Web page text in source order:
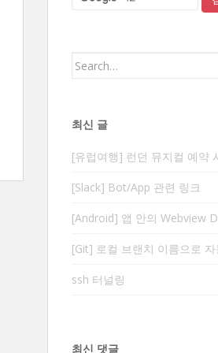
Search
최신 글
[유럽여행] 런던 뮤지컬 예약
[Slack] Bot/App 관련 링크
[Android] 앱 안의 Webview
[Git] 로컬 브랜치 이름으로
ssh 터널링
최신 댓글